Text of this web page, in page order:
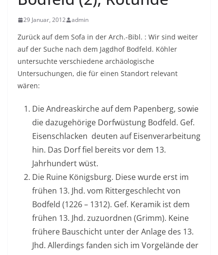
29 Januar, 2012 admin
Zurück auf dem Sofa in der Arch.-Bibl. : Wir sind weiter
auf der Suche nach dem Jagdhof Bodfeld. Köhler
untersuchte verschiedene archäologische
Untersuchungen, die für einen Standort relevant
wären:
Die Andreaskirche auf dem Papenberg, sowie
die dazugehörige Dorfwüstung Bodfeld. Gef.
Eisenschlacken deuten auf Eisenverarbeitung
hin. Das Dorf fiel bereits vor dem 13.
Jahrhundert wüst.
Die Ruine Königsburg. Diese wurde erst im
frühen 13. Jhd. vom Rittergeschlecht von
Bodfeld (1226 – 1312). Gef. Keramik ist dem
frühen 13. Jhd. zuzuordnen (Grimm). Keine
frühere Bauschicht unter der Anlage des 13.
Jhd. Allerdings fanden sich im Vorgelände der